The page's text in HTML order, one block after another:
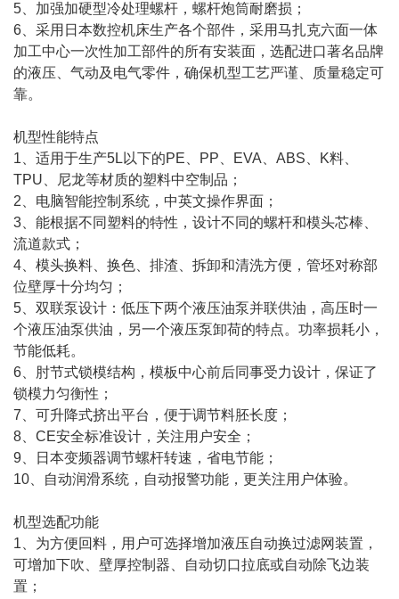
5、加强加硬型冷处理螺杆，螺杆炮筒耐磨损；
6、采用日本数控机床生产各个部件，采用马扎克六面一体
加工中心一次性加工部件的所有安装面，选配进口著名品牌
的液压、气动及电气零件，确保机型工艺严谨、质量稳定可
靠。
机型性能特点
1、适用于生产5L以下的PE、PP、EVA、ABS、K料、
TPU、尼龙等材质的塑料中空制品；
2、电脑智能控制系统，中英文操作界面；
3、能根据不同塑料的特性，设计不同的螺杆和模头芯棒、
流道款式；
4、模头换料、换色、排渣、拆卸和清洗方便，管坯对称部
位壁厚十分均匀；
5、双联泵设计：低压下两个液压油泵并联供油，高压时一
个液压油泵供油，另一个液压泵卸荷的特点。功率损耗小，
节能低耗。
6、肘节式锁模结构，模板中心前后同事受力设计，保证了
锁模力匀衡性；
7、可升降式挤出平台，便于调节料胚长度；
8、CE安全标准设计，关注用户安全；
9、日本变频器调节螺杆转速，省电节能；
10、自动润滑系统，自动报警功能，更关注用户体验。
机型选配功能
1、为方便回料，用户可选择增加液压自动换过滤网装置，
可增加下吹、壁厚控制器、自动切口拉底或自动除飞边装
置；